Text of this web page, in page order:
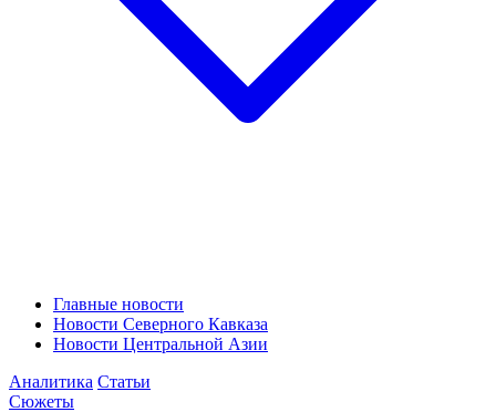
Главные новости
Новости Северного Кавказа
Новости Центральной Азии
Аналитика Статьи
Сюжеты